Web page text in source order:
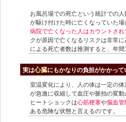
お風呂場での死亡という統計での
が駆け付けた時に亡くなっていた場
病院で亡くなった人はカウントされ
クが原因で亡くなるリスクは非常
による死亡者数は推測すると、年間
実は心臓にもかなりの負担がかかって
室温変化により、人の体は一定の
が急激に収縮して血圧や脈拍の変動
ヒートショックは心筋梗塞や脳血管
ある危険な状態と言えるのです。